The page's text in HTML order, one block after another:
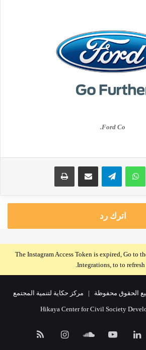
Ford Co.
واتساب تيلقرام مشاركة عبر البريد طباعة
اترك رد
The Instagram Access Token is expired, Go to
Integrations, to to refresh
مركز حكاية لتنمية المجتمع
لينكدإنيوتيوبساوندانستقرامملخص